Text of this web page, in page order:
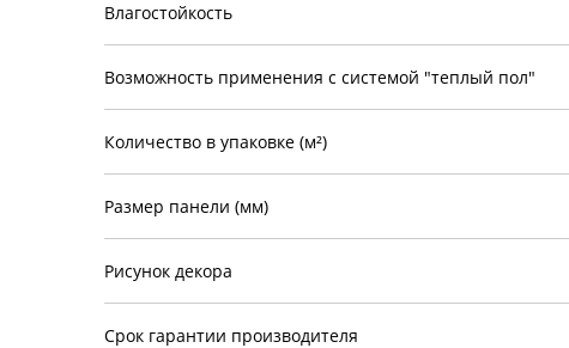
Влагостойкость
Возможность применения с системой "теплый пол"
Количество в упаковке (м²)
Размер панели (мм)
Рисунок декора
Срок гарантии производителя